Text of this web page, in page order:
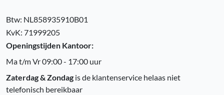
Btw: NL858935910B01
KvK: 71999205
Openingstijden Kantoor:
Ma t/m Vr 09:00 - 17:00 uur
Zaterdag & Zondag is de klantenservice helaas niet
telefonisch bereikbaar